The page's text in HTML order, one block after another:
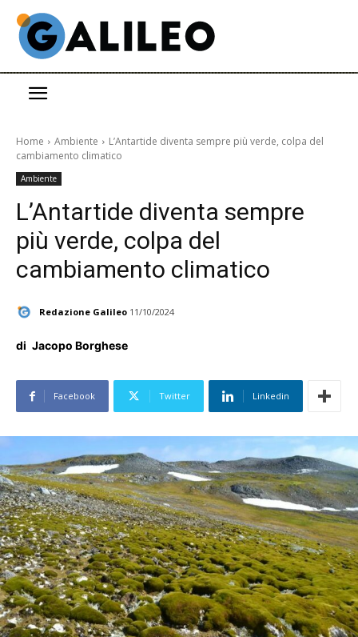
Home Ambiente
L’Antartide diventa sempre più verde, colpa del
cambiamento climatico
Ambiente
L’Antartide diventa sempre
più verde, colpa del
cambiamento climatico
Redazione Galileo 11/10/2024
di Jacopo Borghese
Facebook Twitter Linkedin